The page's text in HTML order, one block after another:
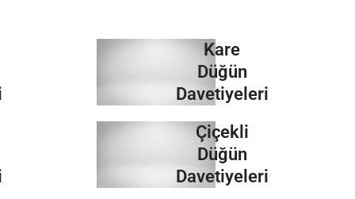
Kare
Düğün
Davetiyeleri
İncele
Çiçekli
Düğün
Davetiyeleri